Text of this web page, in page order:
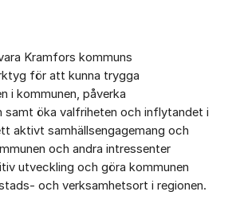
Kramfors kommuns
för att kunna trygga
i kommunen, påverka
samt öka valfriheten och inflytandet i
aktivt samhällsengagemang och
och andra intressenter
utveckling och göra kommunen
och verksamhetsort i regionen.